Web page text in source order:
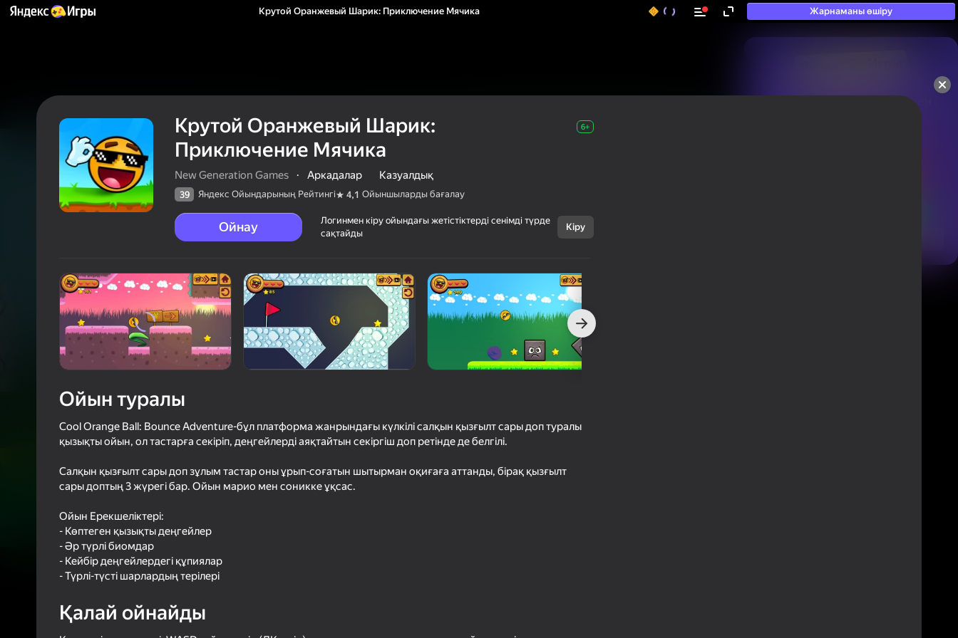
Крутой Оранжевый Шарик: Приключение Мячика Жарнаманы өшіру
50+ топ ойындар, олармен
Крутой
Приключение
Мячика
New Generation Games
Аркадалар
Казуалдық
Яндекс Ойындарының Рейтингі
4,1 Ойыншыларды бағалау
Логинмен кіру
Кіру
Ойнау
Ойын туралы толығырақ
Крутой Оранжевый Шарик:
Приключение Мячика
6+
New Generation Games · Аркадалар Казуалдық
39 Яндекс Ойындарының Рейтингі 4,1 Ойыншыларды бағалау
Ойнау
Логинмен кіру ойындағы жетістіктерді сенімді түрде
сақтайды
Кіру
Ойын туралы
Cool Orange Ball: Bounce Adventure-бұл платформа жанрындағы күлкілі салқын қызғылт сары доп туралы
қызықты ойын, ол тастарға секіріп, деңгейлерді аяқтайтын секіргіш доп ретінде де белгілі.
Салқын қызғылт сары доп зұлым тастар оны ұрып-соғатын шытырман оқиғаға аттанды, бірақ қызғылт
сары доптың 3 жүрегі бар. Ойын марио мен соникке ұқсас.
Ойын Ерекшеліктері:
- Көптеген қызықты деңгейлер
- Әр түрлі биомдар
- Кейбір деңгейлердегі құпиялар
- Түрлі-түсті шарлардың терілері
Қалай ойнайды